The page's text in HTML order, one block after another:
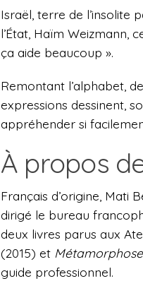
Israël, terre de l’insolite
l’État, Haïm Weizmann,
ça aide beaucoup ».
Remontant l’alphabet,
expressions dessinent,
appréhender si
À propos
Français d’origine, Mati
dirigé le bureau
deux livres parus aux
(2015) et
guide professionnel.